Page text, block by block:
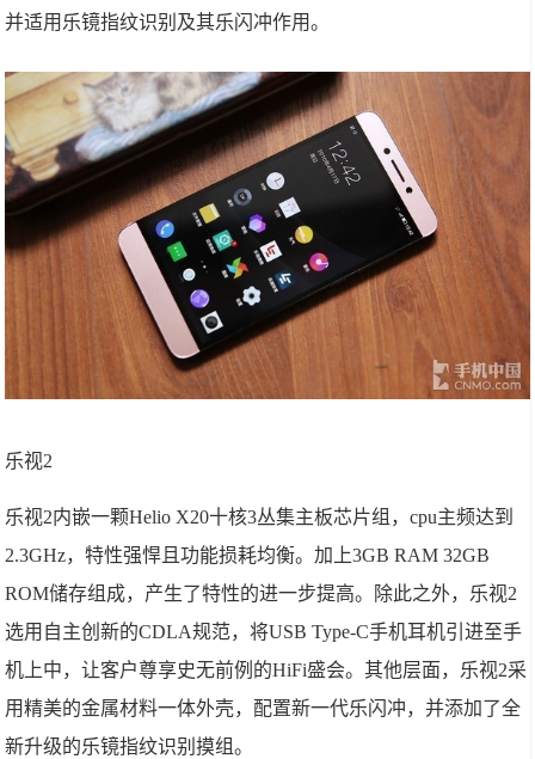
并适用乐镜指纹识别及其乐闪冲作用。
乐视2
乐视2内嵌一颗Helio X20十核3丛集主板芯片组，cpu主频达到
2.3GHz，特性强悍且功能损耗均衡。加上3GB RAM 32GB
ROM储存组成，产生了特性的进一步提高。除此之外，乐视2
选用自主创新的CDLA规范，将USB Type-C手机耳机引进至手
机上中，让客户尊享史无前例的HiFi盛会。其他层面，乐视2采
用精美的金属材料一体外壳，配置新一代乐闪冲，并添加了全
新升级的乐镜指纹识别摸组。